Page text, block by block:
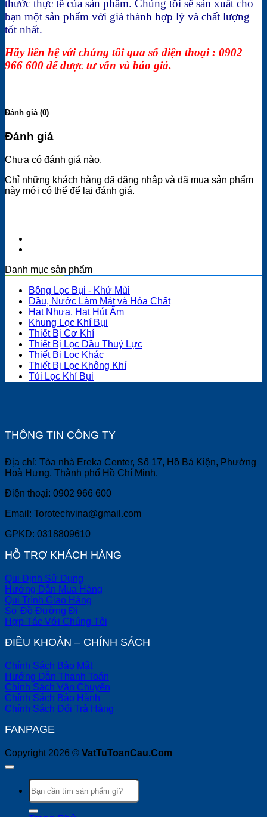
thước thực tế của sản phẩm. Chúng tôi sẽ sản xuất cho
bạn một sản phẩm với giá thành hợp lý và chất lượng
tốt nhất.
Hãy liên hệ với chúng tôi qua số điện thoại : 0902
966 600 để được tư vấn và báo giá.
Đánh giá (0)
Đánh giá
Chưa có đánh giá nào.
Chỉ những khách hàng đã đăng nhập và đã mua sản phẩm
này mới có thể để lại đánh giá.
Danh mục sản phẩm
Bông Lọc Bụi - Khử Mùi
Dầu, Nước Làm Mát và Hóa Chất
Hạt Nhựa, Hạt Hút Ẩm
Khung Lọc Khí Bụi
Thiết Bị Cơ Khí
Thiết Bị Lọc Dầu Thuỷ Lực
Thiết Bị Lọc Khác
Thiết Bị Lọc Không Khí
Túi Lọc Khí Bụi
THÔNG TIN CÔNG TY
Địa chỉ: Tòa nhà Ereka Center, Số 17, Hồ Bá Kiện, Phường
Hoà Hưng, Thành phố Hồ Chí Minh.
Điện thoại: 0902 966 600
Email: Torotechvina@gmail.com
GPKD: 0318809610
HỖ TRỢ KHÁCH HÀNG
Qui Định Sử Dụng
Hướng Dẫn Mua Hàng
Qui Trình Giao Hàng
Sơ Đồ Đường Đi
Hợp Tác Với Chúng Tôi
ĐIỀU KHOẢN – CHÍNH SÁCH
Chính Sách Bảo Mật
Hướng Dẫn Thanh Toán
Chính Sách Vận Chuyển
Chính Sách Bảo Hành
Chính Sách Đổi Trả Hàng
FANPAGE
Copyright 2026 © VatTuToanCau.Com
Tìm
kiếm: